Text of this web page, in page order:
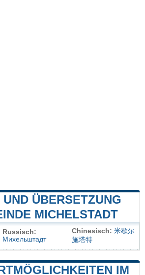
ÜBERSETZUNG
MICHELSTADT
Russisch:
Михельштадт
Chinesisch: 米歇尔
施塔特
IM